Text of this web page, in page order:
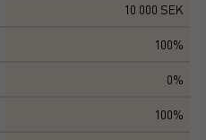
10 000 SEK
100%
0%
100%